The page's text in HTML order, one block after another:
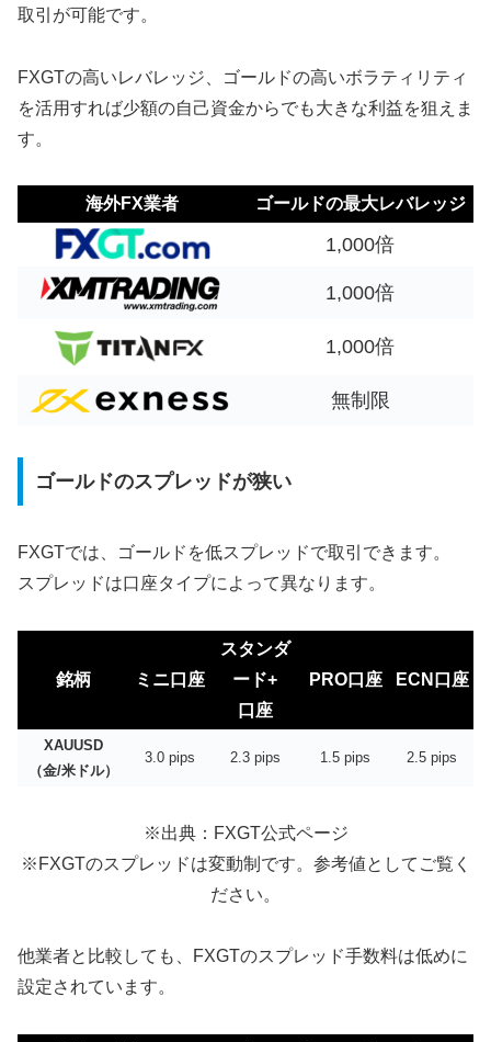
取引が可能です。
FXGTの高いレバレッジ、ゴールドの高いボラティリティ
を活用すれば少額の自己資金からでも大きな利益を狙えま
す。
海外FX業者 ゴールドの最大レバレッジ
1,000倍
1,000倍
1,000倍
無制限
ゴールドのスプレッドが狭い
FXGTでは、ゴールドを低スプレッドで取引できます。
スプレッドは口座タイプによって異なります。
銘柄 ミニ口座
スタンダ
ード+
口座
PRO口座 ECN口座
XAUUSD
（金/米ドル）
3.0pips 2.3pips 1.5 pips 2.5 pips
※出典：FXGT公式ページ
※FXGTのスプレッドは変動制です。参考値としてご覧く
ださい。
他業者と比較しても、
FXGTのスプレッド手数料は低めに
設定されています。